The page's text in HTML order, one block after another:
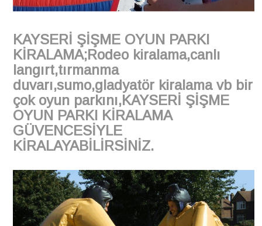
KAYSERİ ŞİŞME OYUN PARKI
KİRALAMA;Rodeo kiralama,canlı
langırt,tırmanma
duvarı,sumo,gladyatör kiralama vb bir
çok oyun parkını,KAYSERİ ŞİŞME
OYUN PARKI KİRALAMA
GÜVENCESİYLE
KİRALAYABİLİRSİNİZ.